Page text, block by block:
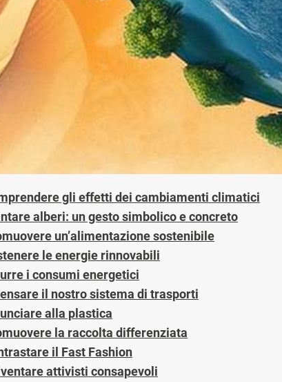
gli effetti dei cambiamenti climatici
alberi: un gesto simbolico e concreto
un’alimentazione sostenibile
le energie rinnovabili
i consumi energetici
il nostro sistema di trasporti
alla plastica
la raccolta differenziata
il Fast Fashion
attivisti consapevoli